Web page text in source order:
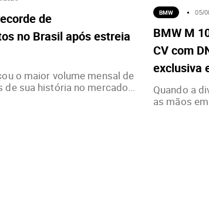
de
no Brasil após estreia
o maior volume mensal de
de sua história no mercado...
BMW 05/
BMW M
CV com
exclusiva
Quando a
as mãos